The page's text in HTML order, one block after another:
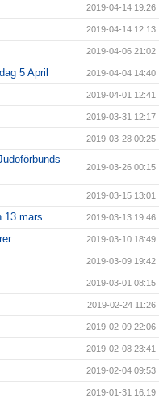
2019-04-14 19:26
2019-04-14 12:13
2019-04-06 21:02
5 April 2019-04-04 14:40
2019-04-01 12:41
2019-03-31 12:17
2019-03-28 00:25
2019-03-26 00:15
2019-03-15 13:01
13 mars 2019-03-13 19:46
2019-03-10 18:49
2019-03-09 19:42
2019-03-01 08:15
2019-02-24 11:26
2019-02-09 22:06
2019-02-08 23:41
2019-02-04 09:53
2019-01-31 16:19